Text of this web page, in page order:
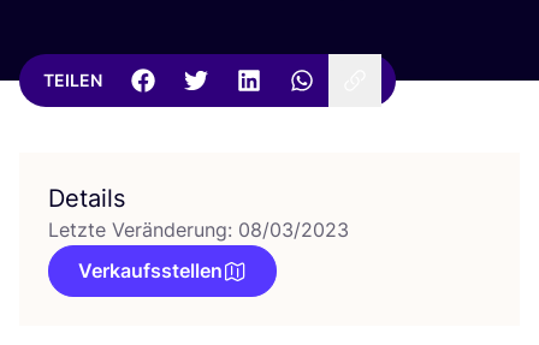
TEILEN
Details
Letzte Veränderung: 08/03/2023
Verkaufsstellen